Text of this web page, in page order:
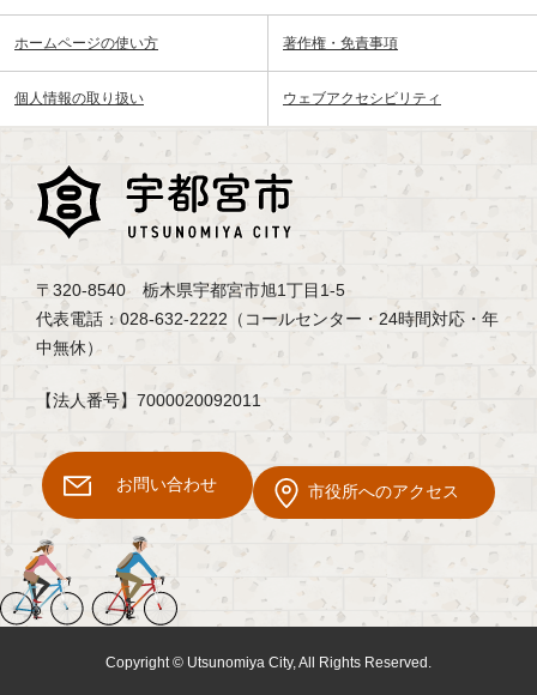
ホームページの使い方 著作権・免責事項
個人情報の取り扱い ウェブアクセシビリティ
〒320-8540 栃木県宇都宮市旭1丁目1-5
代表電話：028-632-2222（コールセンター・24時間対応・年
中無休）
【法人番号】7000020092011
お問い合わせ 市役所へのアクセス
Copyright © Utsunomiya City, All Rights Reserved.